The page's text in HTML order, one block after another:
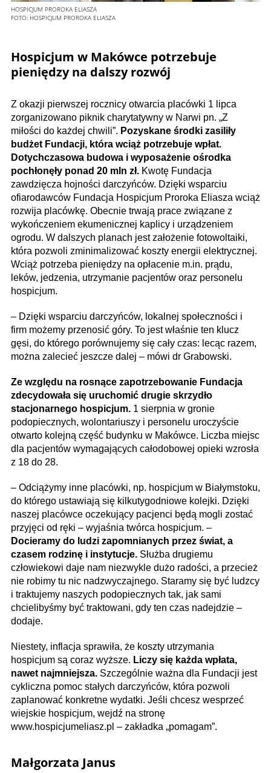
HOSPICJUM PROROKA ELIASZA
FOTO: HOSPICJUM PROROKA ELIASZA
Hospicjum w Makówce potrzebuje
pieniędzy na dalszy rozwój
Z okazji pierwszej rocznicy otwarcia placówki 1 lipca
zorganizowano piknik charytatywny w Narwi pn. „Z
miłości do każdej chwili”. Pozyskane środki zasiliły
budżet Fundacji, która wciąż potrzebuje wpłat.
Dotychczasowa budowa i wyposażenie ośrodka
pochłonęły ponad 20 mln zł. Kwotę Fundacja
zawdzięcza hojności darczyńców. Dzięki wsparciu
ofiarodawców Fundacja Hospicjum Proroka Eliasza wciąż
rozwija placówkę. Obecnie trwają prace związane z
wykończeniem ekumenicznej kaplicy i urządzeniem
ogrodu. W dalszych planach jest założenie fotowoltaiki,
która pozwoli zminimalizować koszty energii elektrycznej.
Wciąż potrzeba pieniędzy na opłacenie m.in. prądu,
leków, jedzenia, utrzymanie pacjentów oraz personelu
hospicjum.
– Dzięki wsparciu darczyńców, lokalnej społeczności i
firm możemy przenosić góry. To jest właśnie ten klucz
gęsi, do którego porównujemy się cały czas: lecąc razem,
można zalecieć jeszcze dalej – mówi dr Grabowski.
Ze względu na rosnące zapotrzebowanie Fundacja
zdecydowała się uruchomić drugie skrzydło
stacjonarnego hospicjum. 1 sierpnia w gronie
podopiecznych, wolontariuszy i personelu uroczyście
otwarto kolejną część budynku w Makówce. Liczba miejsc
dla pacjentów wymagających całodobowej opieki wzrosła
z 18 do 28.
– Odciążymy inne placówki, np. hospicjum w Białymstoku,
do którego ustawiają się kilkutygodniowe kolejki. Dzięki
naszej placówce oczekujący pacjenci będą mogli zostać
przyjęci od ręki – wyjaśnia twórca hospicjum. –
Docieramy do ludzi zapomnianych przez świat, a
czasem rodzinę i instytucje. Służba drugiemu
człowiekowi daje nam niezwykle dużo radości, a przecież
nie robimy tu nic nadzwyczajnego. Staramy się być ludzcy
i traktujemy naszych podopiecznych tak, jak sami
chcielibyśmy być traktowani, gdy ten czas nadejdzie –
dodaje.
Niestety, inflacja sprawiła, że koszty utrzymania
hospicjum są coraz wyższe. Liczy się każda wpłata,
nawet najmniejsza. Szczególnie ważna dla Fundacji jest
cykliczna pomoc stałych darczyńców, która pozwoli
zaplanować konkretne wydatki. Jeśli chcesz wesprzeć
wiejskie hospicjum, wejdź na stronę
www.hospicjumeliasz.pl – zakładka „pomagam”.
Małgorzata Janus